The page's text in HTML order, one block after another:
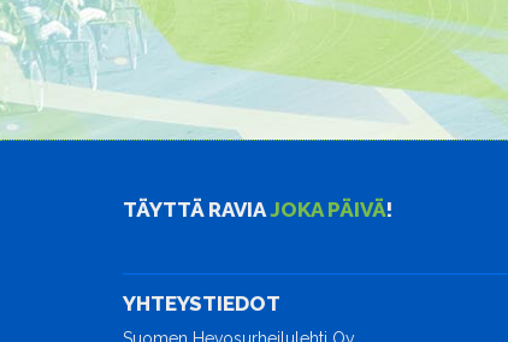
TÄYTTÄ RAVIAJOKA PÄIVÄ!
YHTEYSTIEDOT